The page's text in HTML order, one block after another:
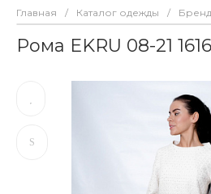
Главная / Каталог одежды /
Рома EKRU 08-21